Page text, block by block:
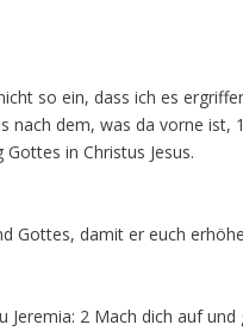
so ein, dass ich es
nach dem, was da vorne ist,
in Christus Jesus.
Gottes, damit er euch
Jeremia: 2 Mach dich auf